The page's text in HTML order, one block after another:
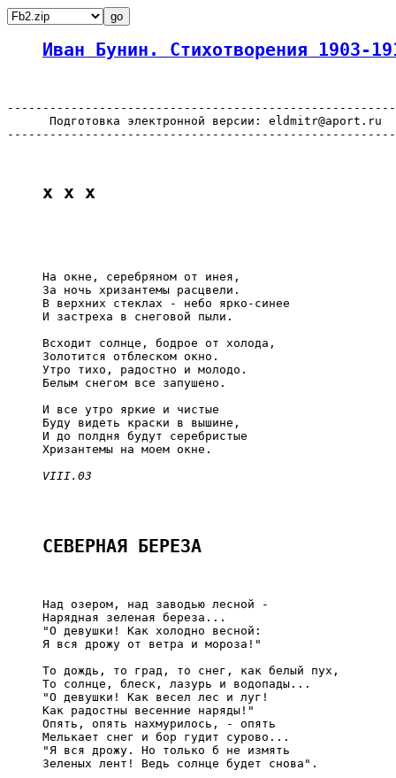
Иван Бунин. Стихотворения 1903-
      Подготовка электронной версии: eldmitr@aport.ru
x x x
     На окне, серебряном от инея,
     За ночь хризантемы расцвели.
     В верхних стеклах - небо ярко-синее
     И застреха в снеговой пыли.
     Всходит солнце, бодрое от холода,
     Золотится отблеском окно.
     Утро тихо, радостно и молодо.
     Белым снегом все запушено.
     И все утро яркие и чистые
     Буду видеть краски в вышине,
     И до полдня будут серебристые
     Хризантемы на моем окне.
VIII.03
СЕВЕРНАЯ БЕРЕЗА
     Над озером, над заводью лесной -
     Нарядная зеленая береза...
     "О девушки! Как холодно весной:
     Я вся дрожу от ветра и мороза!"
     То дождь, то град, то снег, как белый пух,
     То солнце, блеск, лазурь и водопады...
     "О девушки! Как весел лес и луг!
     Как радостны весенние наряды!"
     Опять, опять нахмурилось, - опять
     Мелькает снег и бор гудит сурово...
     "Я вся дрожу. Но только б не измять
     Зеленых лент! Ведь солнце будет снова".